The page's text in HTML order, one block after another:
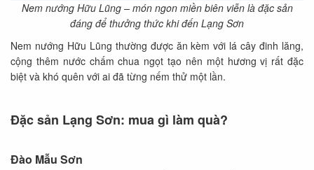
Nem nướng Hữu Lũng – món ngon miền biên viễn là đặc sản
đáng để thưởng thức khi đến Lạng Sơn
Nem nướng Hữu Lũng thường được ăn kèm với lá cây đinh lăng,
cộng thêm nước chấm chua ngọt tạo nên một hương vị rất đặc
biệt và khó quên với ai đã từng nếm thử một lần.
Đặc sản Lạng Sơn: mua gì làm quà?
Đào Mẫu Sơn